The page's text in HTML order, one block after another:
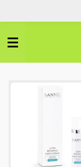
direct
naar
de
hoofdinhoud